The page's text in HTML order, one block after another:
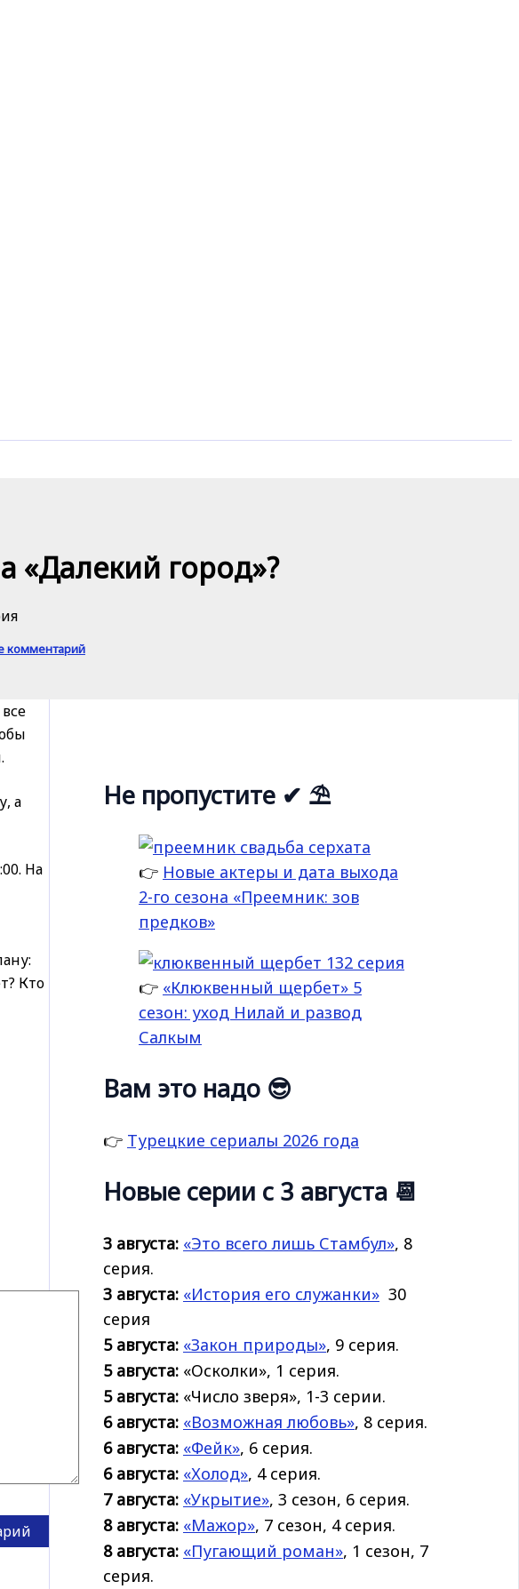
«Далекий город»?
комментарий
а
На
Кто
Не пропустите ✔ ⛱
👉 Новые актеры и дата выхода
2-го сезона «Преемник: зов
предков»
👉 «Клюквенный щербет» 5
сезон: уход Нилай и развод
Салкым
Вам это надо 😎
👉 Турецкие сериалы 2026 года
Новые серии с 3 августа 📆
3 августа: «Это всего лишь Стамбул», 8
серия.
3 августа: «История его служанки» 30
серия
5 августа: «Закон природы», 9 серия.
5 августа: «Осколки», 1 серия.
5 августа: «Число зверя», 1-3 серии.
6 августа: «Возможная любовь», 8 серия.
6 августа: «Фейк», 6 серия.
6 августа: «Холод», 4 серия.
7 августа: «Укрытие», 3 сезон, 6 серия.
8 августа: «Мажор», 7 сезон, 4 серия.
8 августа: «Пугающий роман», 1 сезон, 7
серия.